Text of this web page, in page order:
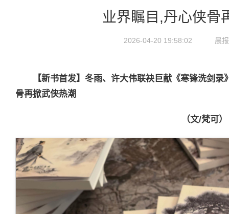
业界瞩目,丹心侠骨
2026-04-20 19:58:02 晨
【新书首发】冬雨、许大伟联袂巨献《寒锋洗剑
骨再掀武侠热潮
（文/梵可）